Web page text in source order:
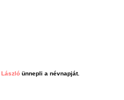
László ünnepli a névnapját.